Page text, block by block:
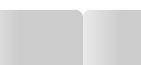
as rações naturais passam apenas por